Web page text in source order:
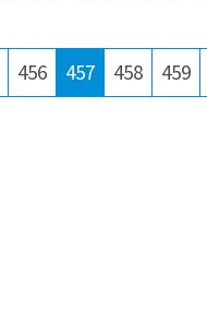
456 457 458 459